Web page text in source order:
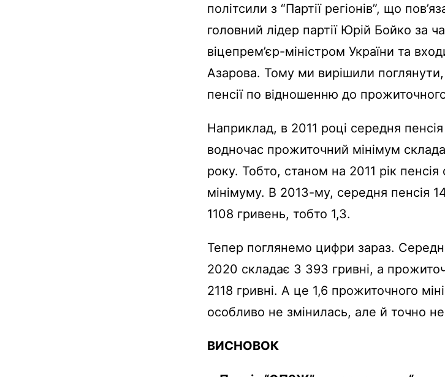
політсили з “Партії регіонів”, що
головний лідер партії Юрій Бойко за
віцепрем’єр-міністром України та
Азарова. Тому ми вирішили
пенсії по відношенню до
Наприклад, в 2011 році середня
водночас прожиточний мінімум
року. Тобто, станом на 2011 рік
мінімуму. В 2013-му, середня пенсія
1108 гривень, тобто 1,3.
Тепер поглянемо цифри зараз.
2020 складає 3 393 гривні, а
2118 гривні. А це 1,6 прожиточного
особливо не змінилась, але й точно
ВИСНОВОК